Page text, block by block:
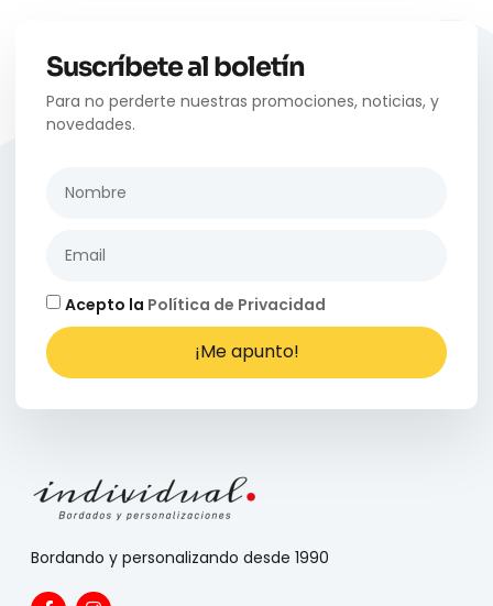
Suscríbete al boletín
Para no perderte nuestras promociones, noticias, y
novedades.
Acepto la Política de Privacidad
¡Me apunto!
Bordando y personalizando desde 1990